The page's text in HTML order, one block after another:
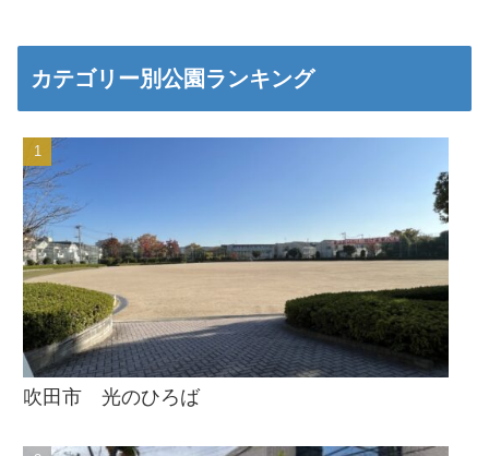
カテゴリー別公園ランキング
吹田市 光のひろば